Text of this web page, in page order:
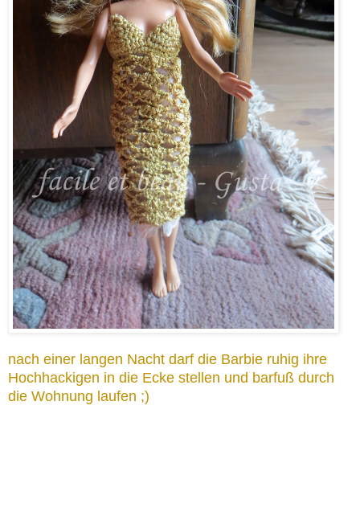
nach einer langen Nacht darf die Barbie ruhig ihre
Hochhackigen in die Ecke stellen und barfuß durch
die Wohnung laufen ;)